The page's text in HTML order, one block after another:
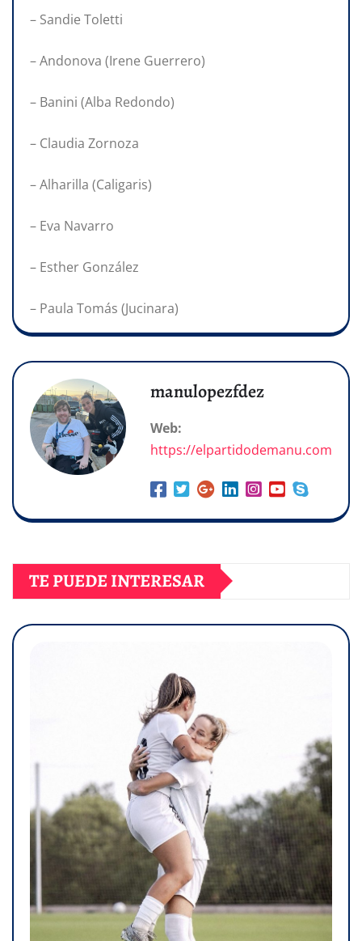
– Sandie Toletti
– Andonova (Irene Guerrero)
– Banini (Alba Redondo)
– Claudia Zornoza
– Alharilla (Caligaris)
– Eva Navarro
– Esther González
– Paula Tomás (Jucinara)
manulopezfdez
Web:
https://elpartidodemanu.com
TE PUEDE INTERESAR